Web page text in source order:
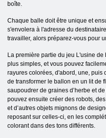
boîte.
Chaque balle doit être unique et
s'envolera à l'adresse du
travailler, alors préparez-vous pour
La première partie du jeu L'usine
plus simples, et vous pouvez
rayures colorées, d'abord, une, puis
de transformer le ballon en un lit de
saupoudrer de graines d’herbe et
pouvez ensuite créer des robots,
et d’autres objets mignons de
reposant sur celles-ci, en les
colorant dans des tons différents.